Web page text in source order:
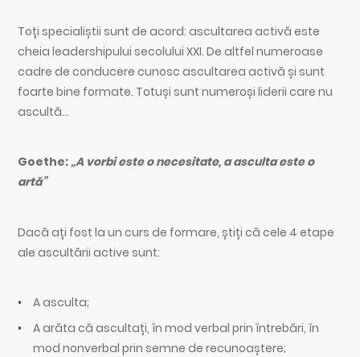
Toți specialiștii sunt de acord: ascultarea activă este
cheia leadershipului secolului XXI. De altfel numeroase
cadre de conducere cunosc ascultarea activă și sunt
foarte bine formate. Totuși sunt numeroși liderii care nu
ascultă…
Goethe:„A vorbi este o necesitate, a asculta este o
artă”
Dacă ați fost la un curs de formare, știți că cele 4 etape
ale ascultării active sunt:
A asculta;
A arăta că ascultați, în mod verbal prin întrebări, în
mod nonverbal prin semne de recunoaștere;